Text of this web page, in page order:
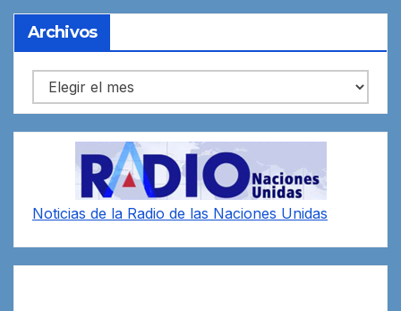
Archivos
Archivos
Noticias de la Radio de las Naciones Unidas